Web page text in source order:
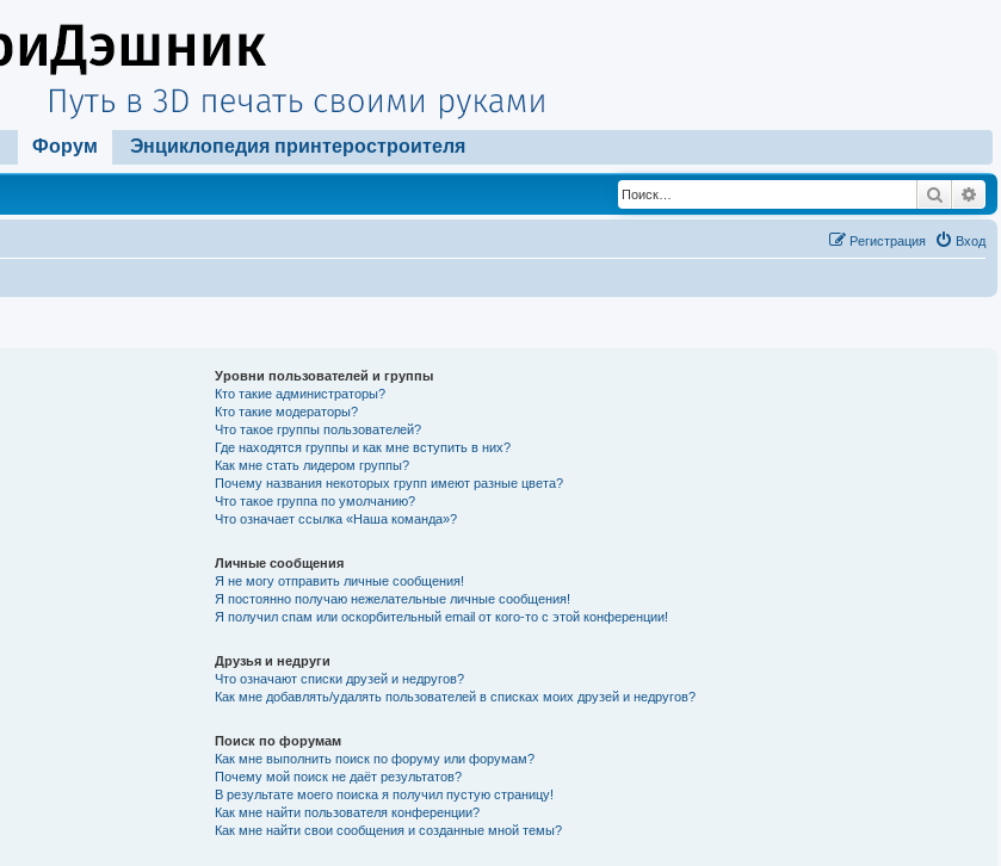
Форум Энциклопедия принтеростроителя
Поиск
Вход
Регистрация
Уровни пользователей и группы
Кто такие администраторы?
Кто такие модераторы?
Что такое группы пользователей?
Где находятся группы и как мне вступить в них?
Как мне стать лидером группы?
Почему названия некоторых групп имеют разные цвета?
Что такое группа по умолчанию?
Что означает ссылка «Наша команда»?
Личные сообщения
Я не могу отправить личные сообщения!
Я постоянно получаю нежелательные личные сообщения!
Я получил спам или оскорбительный email от кого-то с этой конференции!
Друзья и недруги
Что означают списки друзей и недругов?
Как мне добавлять/удалять пользователей в списках моих друзей и недругов?
Поиск по форумам
Как мне выполнить поиск по форуму или форумам?
Почему мой поиск не даёт результатов?
В результате моего поиска я получил пустую страницу!
Как мне найти пользователя конференции?
Как мне найти свои сообщения и созданные мной темы?